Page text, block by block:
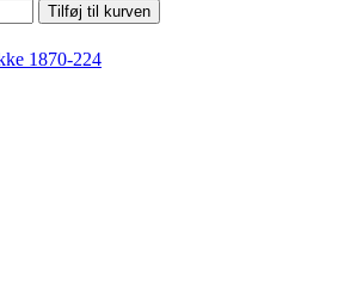
Tilføj til kurven